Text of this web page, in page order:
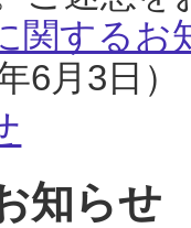
関するお
6月3日）
知らせ